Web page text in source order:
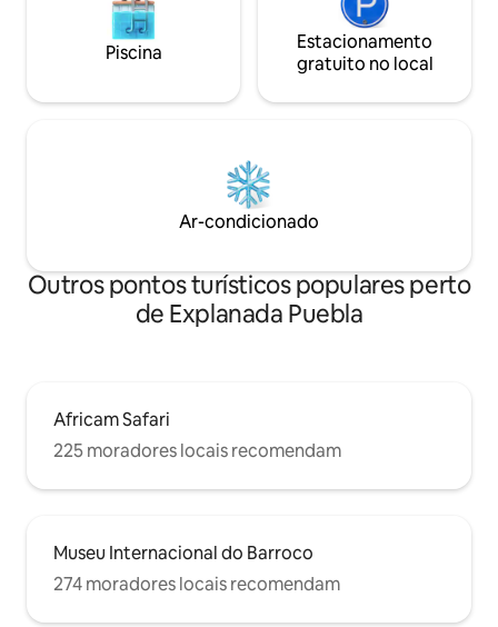
Piscina
Estacionamento
gratuito no local
Ar-condicionado
Outros pontos turísticos populares perto
de Explanada Puebla
Africam Safari
225 moradores locais recomendam
Museu Internacional do Barroco
274 moradores locais recomendam